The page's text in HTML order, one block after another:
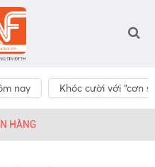
nay Khóc cười với “cơn
HÀNG